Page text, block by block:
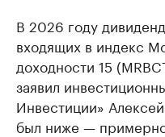
В 2026 году
входящих в индекс
доходности 15
заявил
Инвестиции»
был ниже — примерно